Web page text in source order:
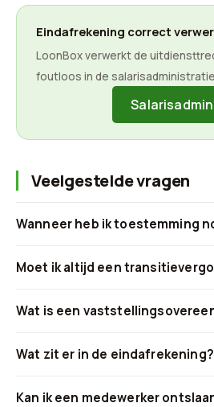
Eindafrekening correct
LoonBox verwerkt de
foutloos in de
Veelgestelde vragen
Wanneer heb ik toestemming
Moet ik altijd een
Wat is een
Wat zit er in de eindafrekening?
Kan ik een medewerker